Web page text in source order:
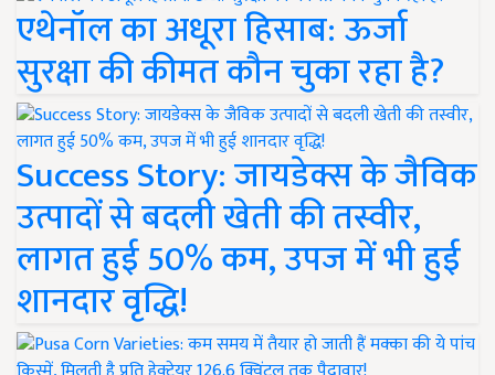
एथेनॉल का अधूरा हिसाब: ऊर्जा
सुरक्षा की कीमत कौन चुका रहा है?
Success Story: जायडेक्स के जैविक
उत्पादों से बदली खेती की तस्वीर,
लागत हुई 50% कम, उपज में भी हुई
शानदार वृद्धि!